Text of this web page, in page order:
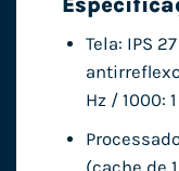
Tela: IPS
Hz / 1000: 1